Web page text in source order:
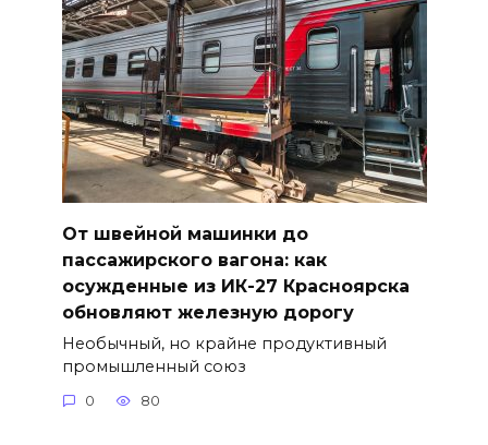
От швейной машинки до
пассажирского вагона: как
осужденные из ИК-27 Красноярска
обновляют железную дорогу
Необычный, но крайне продуктивный
промышленный союз
0 80